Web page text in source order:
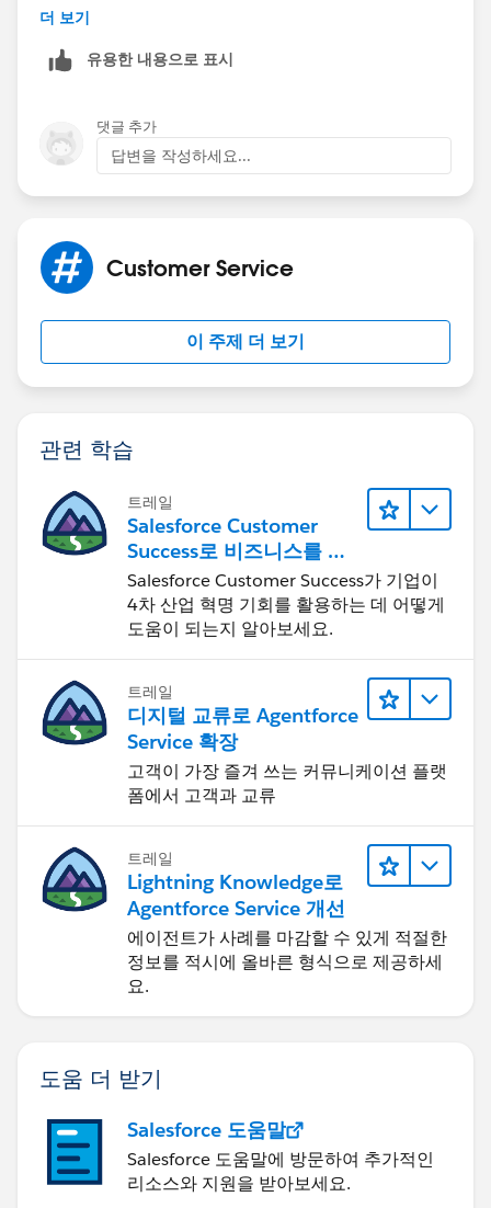
htm|SkinName=webhelp
더 보기
유용한 내용으로 표시
댓글 추가
답변을 작성하세요...
Customer Service
이 주제 더 보기
관련 학습
트레일
Salesforce Customer
Success로 비즈니스를 혁
신하기
Salesforce Customer Success가 기업이
4차 산업 혁명 기회를 활용하는 데 어떻게
도움이 되는지 알아보세요.
트레일
디지털 교류로 Agentforce
Service 확장
고객이 가장 즐겨 쓰는 커뮤니케이션 플랫
폼에서 고객과 교류
트레일
Lightning Knowledge로
Agentforce Service 개선
에이전트가 사례를 마감할 수 있게 적절한
정보를 적시에 올바른 형식으로 제공하세
요.
도움 더 받기
Salesforce 도움말
Salesforce 도움말에 방문하여 추가적인
리소스와 지원을 받아보세요.